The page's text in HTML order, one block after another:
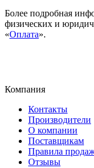
Более подробная
физических и
«Оплата».
Компания
Контакты
Производители
О компании
Поставщикам
Правила
Отзывы